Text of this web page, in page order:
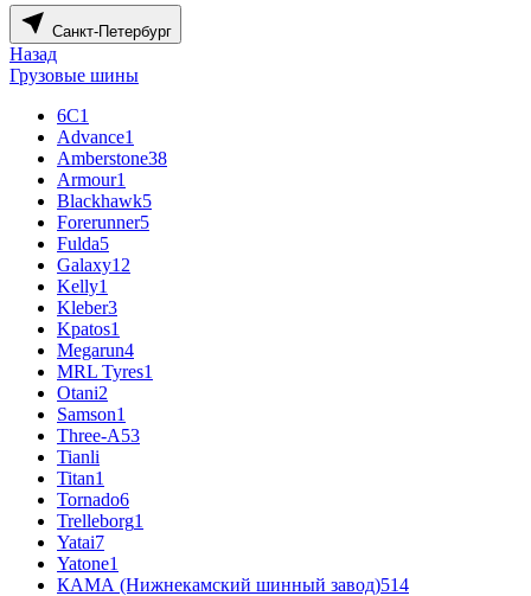
Санкт-Петербург
Назад
Грузовые шины
6С1
Advance1
Amberstone38
Armour1
Blackhawk5
Forerunner5
Fulda5
Galaxy12
Kelly1
Kleber3
Kpatos1
Megarun4
MRL Tyres1
Otani2
Samson1
Three-A53
Tianli
Titan1
Tornado6
Trelleborg1
Yatai7
Yatone1
КАМА (Нижнекамский шинный завод)514